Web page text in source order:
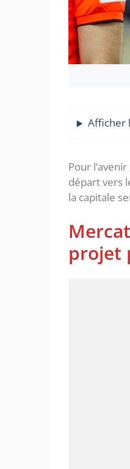
Afficher
Pour l’avenir
départ vers
la capitale
projet